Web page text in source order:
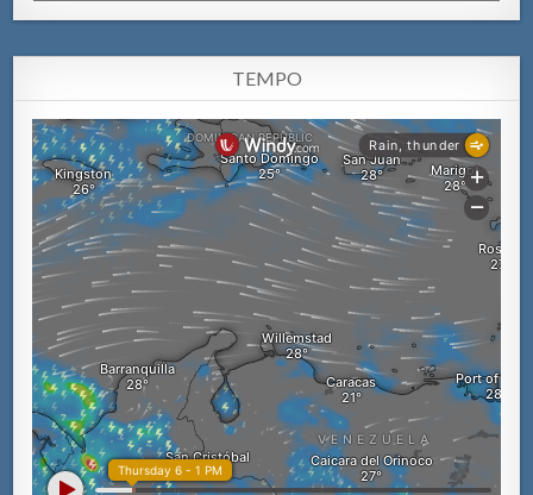
TEMPO